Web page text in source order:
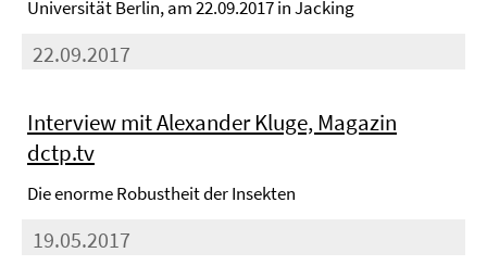
Universität Berlin, am 22.09.2017 in Jacking
22.09.2017
Interview mit Alexander Kluge, Magazin
dctp.tv
Die enorme Robustheit der Insekten
19.05.2017